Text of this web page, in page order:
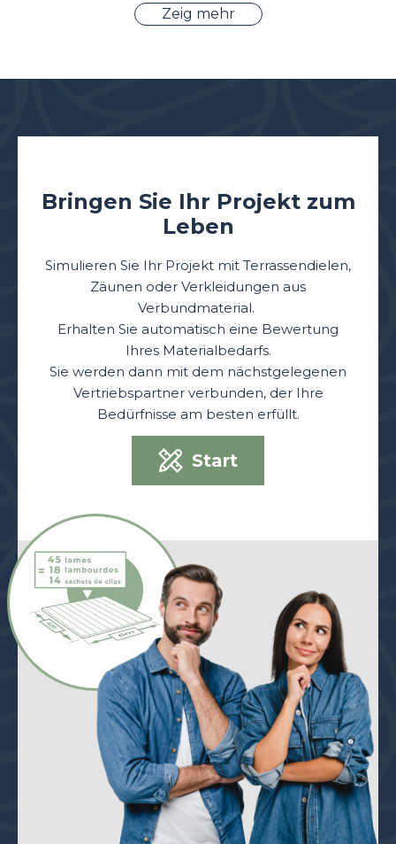
Zeig mehr
Bringen Sie Ihr Projekt zum
Leben
Simulieren Sie Ihr Projekt mit Terrassendielen,
Zäunen oder Verkleidungen aus
Verbundmaterial.
Erhalten Sie automatisch eine Bewertung
Ihres Materialbedarfs.
Sie werden dann mit dem nächstgelegenen
Vertriebspartner verbunden, der Ihre
Bedürfnisse am besten erfüllt.
Start